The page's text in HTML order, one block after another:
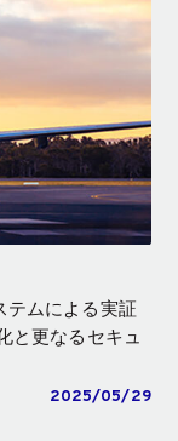
テムによる実証
と更なるセキュ
2025/05/29